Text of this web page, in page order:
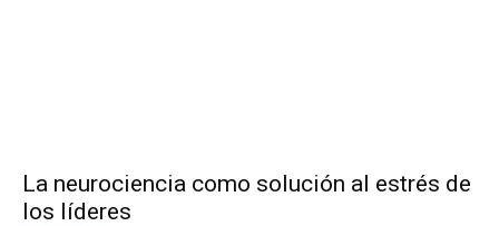
La neurociencia como solución al estrés de
los líderes